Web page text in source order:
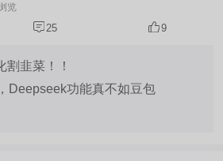
览
25 9
割韭菜！！
Deepseek功能真不如豆包